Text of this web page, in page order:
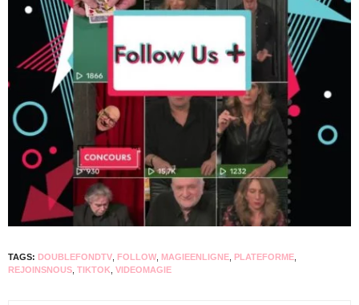
TAGS: DOUBLEFONDTV FOLLOW MAGIEENLIGNE PLATEFORME
REJOINSNOUS TIKTOK VIDEOMAGIE